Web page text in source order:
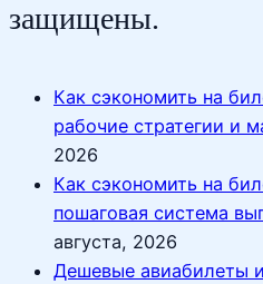
защищены.
Как сэкономить на
рабочие стратегии и
2026
Как сэкономить на
пошаговая система
августа, 2026
Дешевые авиабилеты